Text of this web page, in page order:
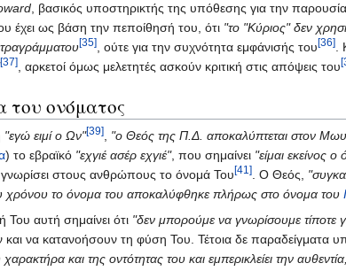
, βασικός υποστηρικτής της υπόθεσης για την
έχει ως βάση την πεποίθησή του, ότι "το "Κύριος" δεν
[35], ούτε για την συχνότητα εμφάνισής του[36].
[37], αρκετοί όμως μελετητές ασκούν κριτική στις απόψεις του
του ονόματος
"εγώ ειμί ο Ων"[39], "ο Θεός της Π.Δ. αποκαλύπτεται στον
) το εβραϊκό "εχγιέ ασέρ εχγιέ", που σημαίνει "είμαι εκείνος ο
στους ανθρώπους το όνομά Του[41]. Ο Θεός,
το όνομα του αποκαλύφθηκε πλήρως στο όνομα του
αυτή σημαίνει ότι "δεν μπορούμε να γνωρίσουμε τίποτε
να κατανοήσουν τη φύση Του. Τέτοια δε παραδείγματα
και της οντότητας του και εμπερικλείει την